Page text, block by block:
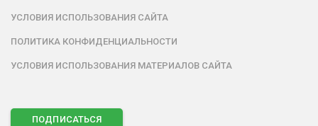
УСЛОВИЯ ИСПОЛЬЗОВАНИЯ САЙТА
ПОЛИТИКА КОНФИДЕНЦИАЛЬНОСТИ
УСЛОВИЯ ИСПОЛЬЗОВАНИЯ МАТЕРИАЛОВ САЙТА
ПОДПИСАТЬСЯ